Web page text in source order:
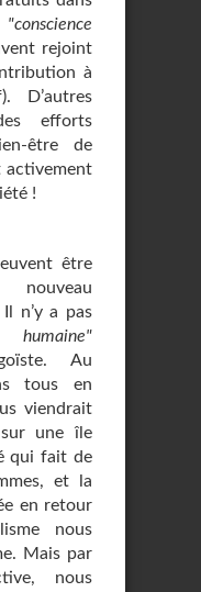
"conscience
rejoint
à
D’autres
efforts
être de
activement
!
être
nouveau
n’y a pas
Au
tous en
viendrait
une île
qui fait de
et la
en retour
nous
Mais par
nous